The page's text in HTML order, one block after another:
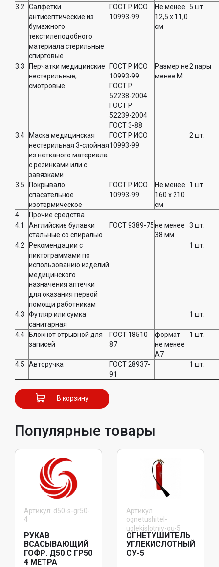
3.2
Салфетки
антисептические из
бумажного
текстилеподобного
материала стерильные
спиртовые
ГОСТ Р ИСО
10993-99
Не менее
12,5 x 11,0
см
5 шт.
3.3
Перчатки медицинские
нестерильные,
смотровые
ГОСТ Р ИСО
10993-99
ГОСТ Р
52238-2004
ГОСТ Р
52239-2004
ГОСТ 3-88
Размер не
менее M
2 пары
3.4 Маска медицинская
нестерильная 3-слойная
из нетканого материала
с резинками или с
завязками
ГОСТ Р ИСО
10993-99
2 шт.
3.5
Покрывало
спасательное
изотермическое
ГОСТ Р ИСО
10993-99
Не менее
160 x 210
см
1 шт.
4
Прочие средства
4.1
Английские булавки
стальные со спиралью
ГОСТ 9389-75не менее
38 мм
3 шт.
4.2
Рекомендации с
пиктограммами по
использованию изделий
медицинского
назначения аптечки
для оказания первой
помощи работникам
1 шт.
4.3
Футляр или сумка
санитарная
1 шт.
4.4 Блокнот отрывной для
записей
ГОСТ 18510-
87
формат
не менее
A7
1 шт.
4.5 Авторучка
ГОСТ 28937-
91
1 шт.
В корзину
Популярные товары
Артикул: d50-s-gr50-
4
РУКАВ
ВСАСЫВАЮЩИЙ
ГОФР. Д50 С ГР50
4 МЕТРА
Артикул:
ognetushitel-
uglekislotniy-ou-5
ОГНЕТУШИТЕЛЬ
УГЛЕКИСЛОТНЫЙ
ОУ-5